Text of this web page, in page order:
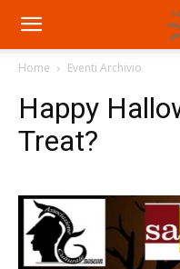
Home Eventi Archivio
Happy
Treat?